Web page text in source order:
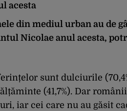
acesta
din mediul urban au de
Nicolae anul acesta,
sunt dulciurile
(41,7%). Dar
iar cei care nu au găsit